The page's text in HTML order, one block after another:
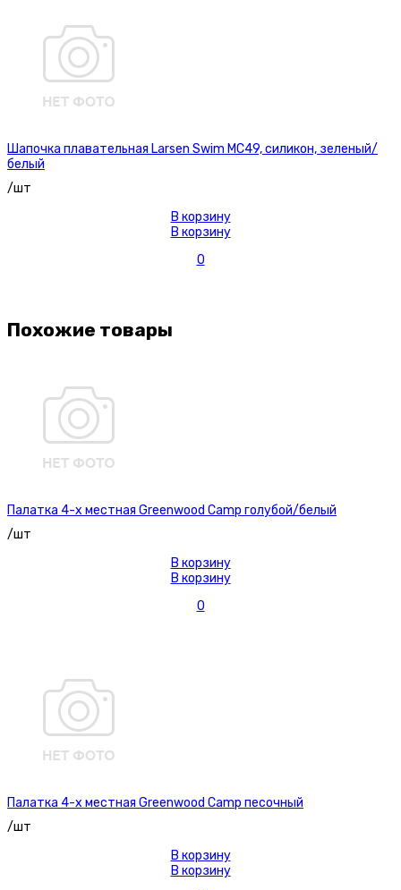
Шапочка плавательная Larsen Swim MC49, силикон, зеленый/
белый
/шт
В корзину
В корзину
0
Похожие товары
Палатка 4-х местная Greenwood Camp голубой/белый
/шт
В корзину
В корзину
0
Палатка 4-х местная Greenwood Camp песочный
/шт
В корзину
В корзину